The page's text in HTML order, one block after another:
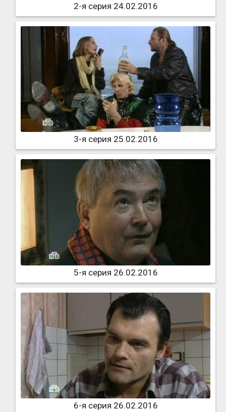
2-я серия 24.02.2016
3-я серия 25.02.2016
5-я серия 26.02.2016
6-я серия 26.02.2016